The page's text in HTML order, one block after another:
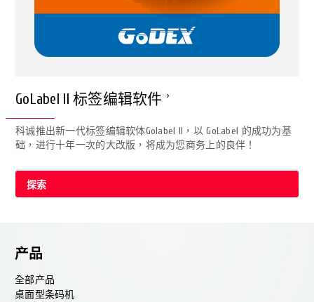
GoLabel II 标签编辑软件
科诚推出新一代标签编辑软体Golabel II，以 GoLabel 的成功为基
础，进行十年一次的大改版，将成为您商务上的良伴！
探索
产品
全部产品
桌面型条码机